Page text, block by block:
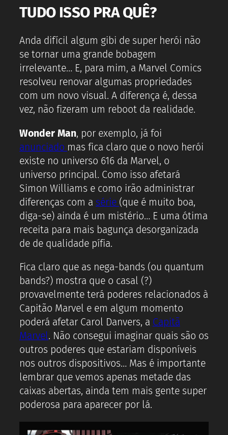
TUDO ISSO PRA QUÊ?
Anda difícil algum gibi de super herói não
se tornar uma grande bobagem
irrelevante… E, para mim, a Marvel Comics
resolveu renovar algumas propriedades
com um novo visual. A diferença é, dessa
vez, não fizeram um reboot da realidade.
Wonder Man, por exemplo, já foi
anunciado mas fica claro que o novo herói
existe no universo 616 da Marvel, o
universo principal. Como isso afetará
Simon Williams e como irão administrar
diferenças com a série (que é muito boa,
diga-se) ainda é um mistério… E uma ótima
receita para mais bagunça desorganizada
de de qualidade pífia.
Fica claro que as nega-bands (ou quantum
bands?) mostra que o casal (?)
provavelmente terá poderes relacionados à
Capitão Marvel e em algum momento
poderá afetar Carol Danvers, a Capitã
Marvel. Não consegui imaginar quais são os
outros poderes que estariam disponíveis
nos outros dispositivos… Mas é importante
lembrar que vemos apenas metade das
caixas abertas, ainda tem mais gente super
poderosa para aparecer por lá.